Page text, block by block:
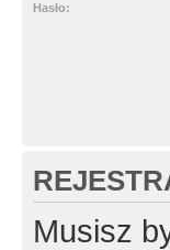
Hasło:
Musisz